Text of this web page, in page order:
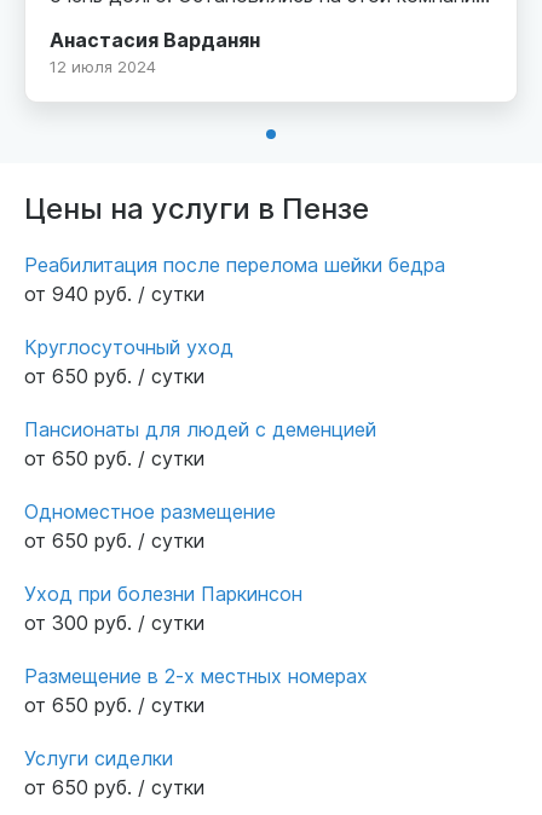
Нас привлекло расположение, ежедневный
с профессиональной подготовкой.
нашли такое место для моего папы. Он стал
гулять, больше общаться с людьми своего
поколения, снова играет в любимые шахматы.
Я спокойна
Анастасия Варданян
12 июля 2024
Цены на услуги в Пензе
Реабилитация после перелома шейки бедра
от 940 руб. / сутки
Круглосуточный уход
от 650 руб. / сутки
Пансионаты для людей с деменцией
от 650 руб. / сутки
Одноместное размещение
от 650 руб. / сутки
Уход при болезни Паркинсон
от 300 руб. / сутки
Размещение в 2-х местных номерах
от 650 руб. / сутки
Услуги сиделки
от 650 руб. / сутки